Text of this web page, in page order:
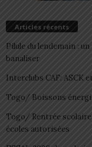
Articles récents
Pilule du lendemain :
banaliser
Interclubs CAF: ASCK
Togo/ Boissons
Togo/ Rentrée
écoles autorisées